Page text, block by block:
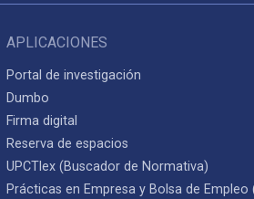
APLICACIONES
Portal de investigación
Dumbo
Firma digital
Reserva de espacios
UPCTlex (Buscador de Normativa)
Prácticas en Empresa y Bolsa de Empleo